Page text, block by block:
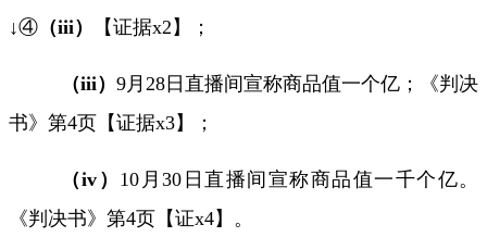
↓④ （iii） 【证据x2 】；
（iii） 9 月 28日直播间宣称商品值一个亿；《判决
书》第4页【证据x3】；
（iv ） 10 月30 日直播间宣称商品值一千个亿。
《判决书》第4页【证x4】。